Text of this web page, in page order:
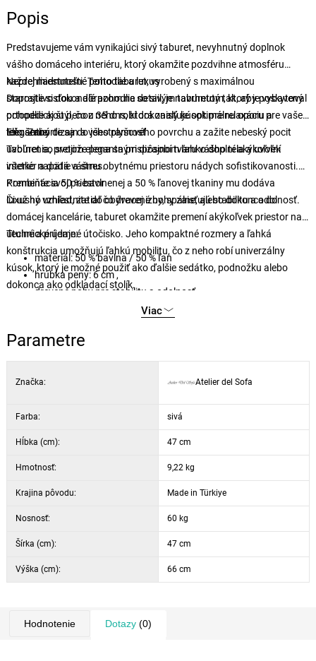
Popis
Predstavujeme vám vynikajúci sivý taburet, nevyhnutný doplnok
vášho domáceho interiéru, ktorý okamžite pozdvihne atmosféru
každej miestnosti. Tento taburet, vyrobený s maximálnou
starostlivosťou a dôrazom na detail, je navrhnutý tak, aby poskytoval
pohodlie aj štýl, čo z neho robí dokonalý kúsok pre relaxáciu a
leňošenie.
Neprehliadnuteľné pohodlie a luxus
Doprajte si dokonalé pohodlie so sivým taburetom, ktorý je vybavený
ortopedickou penou 35 dns, ktorá zaisťuje optimálnu oporu pre vaše
telo. Zaborte sa do jeho plyšového povrchu a zažite nebeský pocit
uvoľnenia, pretože pena sa prispôsobí tvaru vášho tela a uvoľní
všetko napätie a stres.
Elegantný dizajn a všestrannosť
Taburet so svojim elegantným dizajnom ľahko doplní akýkoľvek
interiér a dodá vášmu obytnému priestoru nádych sofistikovanosti.
Kombinácia 50 % bavlnenej a 50 % ľanovej tkaniny mu dodáva
luxusný vzhľad, zatiaľ čo drevené nohy zaisťujú stabilitu a odolnosť.
Premeňte svoj priestor
Či už ho umiestnite do obývacej izby, spálne, alebo dokonca do
domácej kancelárie, taburet okamžite premení akýkoľvek priestor na
útulné a príjemné útočisko. Jeho kompaktné rozmery a ľahká
konštrukcia umožňujú ľahkú mobilitu, čo z neho robí univerzálny
kúsok, ktorý je možné použiť ako ďalšie sedátko, podnožku alebo
dokonca ako odkladací stolík.
Technické údaje:
materiál: 50 % bavlna / 50 % ľan
hrúbka peny: 6 cm ,
drevené nohy pre stabilitu a odolnosť
výška: 66 cm, priemer: 47 cm
Viac
Parametre
Značka: Atelier del Sofa
Farba: sivá
Hĺbka (cm): 47 cm
Hmotnosť: 9,22 kg
Krajina pôvodu: Made in Türkiye
Nosnosť: 60 kg
Šírka (cm): 47 cm
Výška (cm): 66 cm
Hodnotenie Dotazy(0)